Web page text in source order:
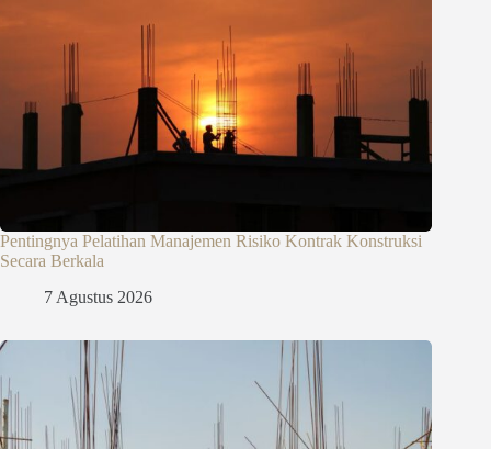
Pentingnya Pelatihan Manajemen Risiko Kontrak Konstruksi
Secara Berkala
7 Agustus 2026